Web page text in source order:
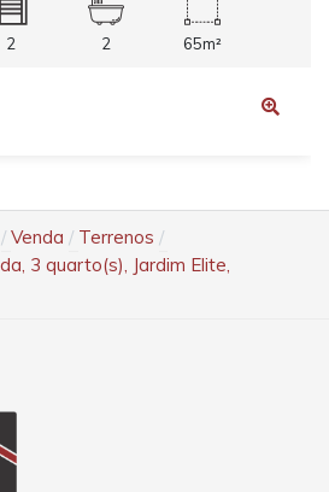
2 2 65m²
Venda
Terrenos
3 quarto(s), Jardim Elite,